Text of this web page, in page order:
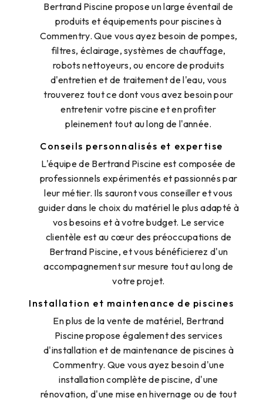
Bertrand Piscine propose un large éventail de
produits et équipements pour piscines à
Commentry. Que vous ayez besoin de pompes,
filtres, éclairage, systèmes de chauffage,
robots nettoyeurs, ou encore de produits
d'entretien et de traitement de l'eau, vous
trouverez tout ce dont vous avez besoin pour
entretenir votre piscine et en profiter
pleinement tout au long de l'année.
Conseils personnalisés et expertise
L'équipe de Bertrand Piscine est composée de
professionnels expérimentés et passionnés par
leur métier. Ils sauront vous conseiller et vous
guider dans le choix du matériel le plus adapté à
vos besoins et à votre budget. Le service
clientèle est au cœur des préoccupations de
Bertrand Piscine, et vous bénéficierez d'un
accompagnement sur mesure tout au long de
votre projet.
Installation et maintenance de piscines
En plus de la vente de matériel, Bertrand
Piscine propose également des services
d'installation et de maintenance de piscines à
Commentry. Que vous ayez besoin d'une
installation complète de piscine, d'une
rénovation, d'une mise en hivernage ou de tout